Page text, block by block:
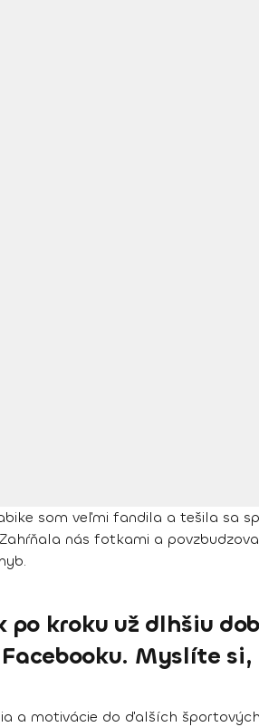
som veľmi fandila a tešila sa
nás fotkami a
kroku už dlhšiu
Myslíte
a motivácie do ďalších